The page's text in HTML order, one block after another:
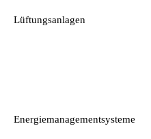
Lüftungsanlagen
Energiemanagementsysteme